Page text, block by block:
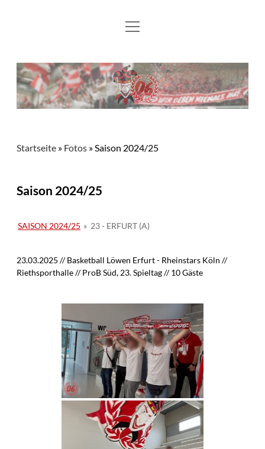
Aktuelles
Mitglied werden
Kontakt und Links
Menü
Startseite » Fotos »Saison 2024/25
Saison 2024/25
SAISON 2024/25 » 23 - ERFURT (A)
23.03.2025 // Basketball Löwen Erfurt - Rheinstars Köln //
Riethsporthalle // ProB Süd, 23. Spieltag // 10 Gäste